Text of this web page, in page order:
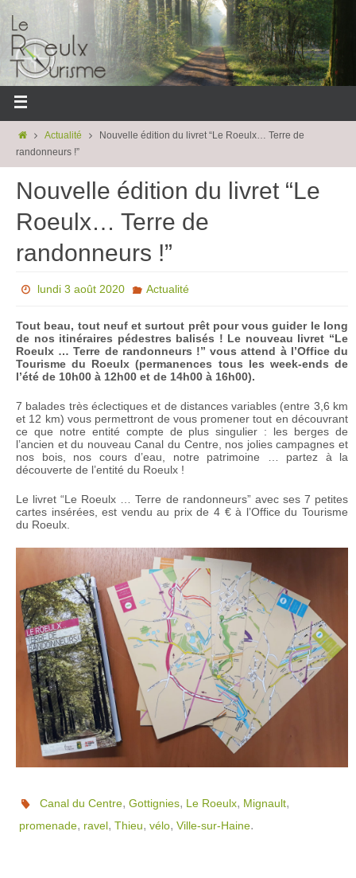
Actualité
Nouvelle édition du livret “Le Roeulx… Terre de
randonneurs !”
Nouvelle édition du livret “Le
Roeulx… Terre de
randonneurs !”
lundi 3 août 2020 Actualité
Tout beau, tout neuf et surtout prêt pour vous guider le long
de nos itinéraires pédestres balisés ! Le nouveau livret “Le
Roeulx … Terre de randonneurs !” vous attend à l’Office du
Tourisme du Roeulx (permanences tous les week-ends de
l’été de 10h00 à 12h00 et de 14h00 à 16h00).
7 balades très éclectiques et de distances variables (entre 3,6 km
et 12 km) vous permettront de vous promener tout en découvrant
ce que notre entité compte de plus singulier : les berges de
l’ancien et du nouveau Canal du Centre, nos jolies campagnes et
nos bois, nos cours d’eau, notre patrimoine … partez à la
découverte de l’entité du Roeulx !
Le livret “Le Roeulx … Terre de randonneurs” avec ses 7 petites
cartes insérées, est vendu au prix de 4 € à l’Office du Tourisme
du Roeulx.
Canal du Centre,Gottignies, Le Roeulx, Mignault,
promenade, ravel, Thieu, vélo, Ville-sur-Haine.